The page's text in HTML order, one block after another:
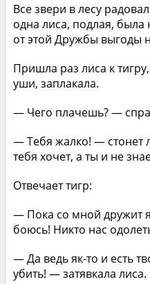
Все звери в лесу
одна лиса, подлая,
от этой Дружбы выгоды
Пришла раз лиса к
уши, заплакала.
— Чего плачешь? —
— Тебя жалко! — стонет
тебя хочет, а ты и не
Отвечает тигр:
— Пока со мной дружит
боюсь! Никто нас
— Да ведь як-то и есть
убить! — затявкала